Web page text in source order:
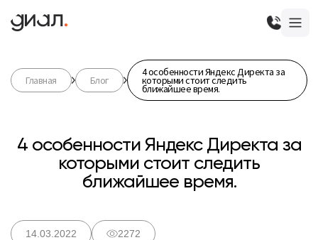
Главная Блог
4 особенности Яндекс Директа за
которыми стоит следить
ближайшее время.
4 особенности Яндекс Директа за
которыми стоит следить
ближайшее время.
14.03.2022 2272